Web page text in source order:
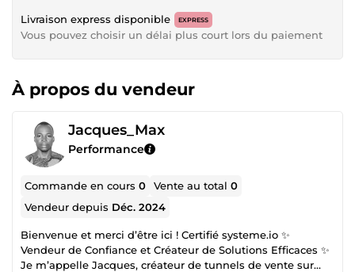
Livraison express disponible EXPRESS
Vous pouvez choisir un délai plus court lors du paiement
À propos du vendeur
Jacques_Max
Performance
Commande en cours0 Vente au total0
Vendeur depuis Déc. 2024
Bienvenue et merci d’être ici ! Certifié systeme.io ✨
Vendeur de Confiance et Créateur de Solutions Efficaces ✨
Je m’appelle Jacques, créateur de tunnels de vente sur